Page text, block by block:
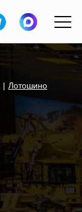
Лотошино